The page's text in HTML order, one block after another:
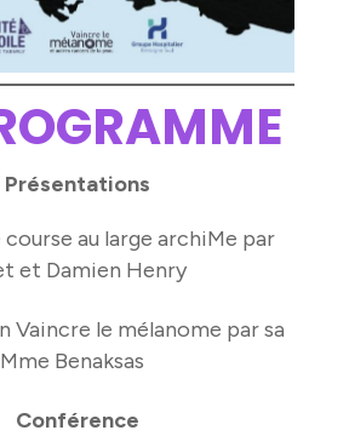
Présentations
au large archiMe par
et Damien Henry
Vaincre le mélanome par sa
Benaksas
Conférence